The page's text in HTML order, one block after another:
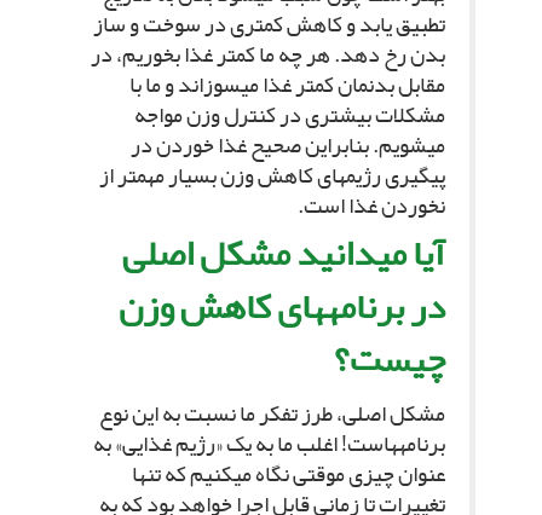
تطبیق یابد و کاهش کمترى در سوخت و ساز
بدن رخ دهد. هر چه ما کمتر غذا بخوریم، در
مقابل بدن‏مان کمتر غذا مى‏سوزاند و ما با
مشکلات بیشترى در کنترل وزن مواجه
مى‏شویم. بنابراین صحیح غذا خوردن در
پیگیرى رژیم‏هاى کاهش وزن بسیار مهم‏تر از
نخوردن غذا است.
آیا مى‏دانید مشکل اصلى
در برنامه‏هاى کاهش وزن
چیست؟
مشکل اصلى، طرز تفکر ما نسبت به این نوع
برنامه‏هاست! اغلب ما به یک «رژیم غذایى» به
عنوان چیزى موقتى نگاه مى‏کنیم که تنها
تغییرات تا زمانى قابل اجرا خواهد بود که به